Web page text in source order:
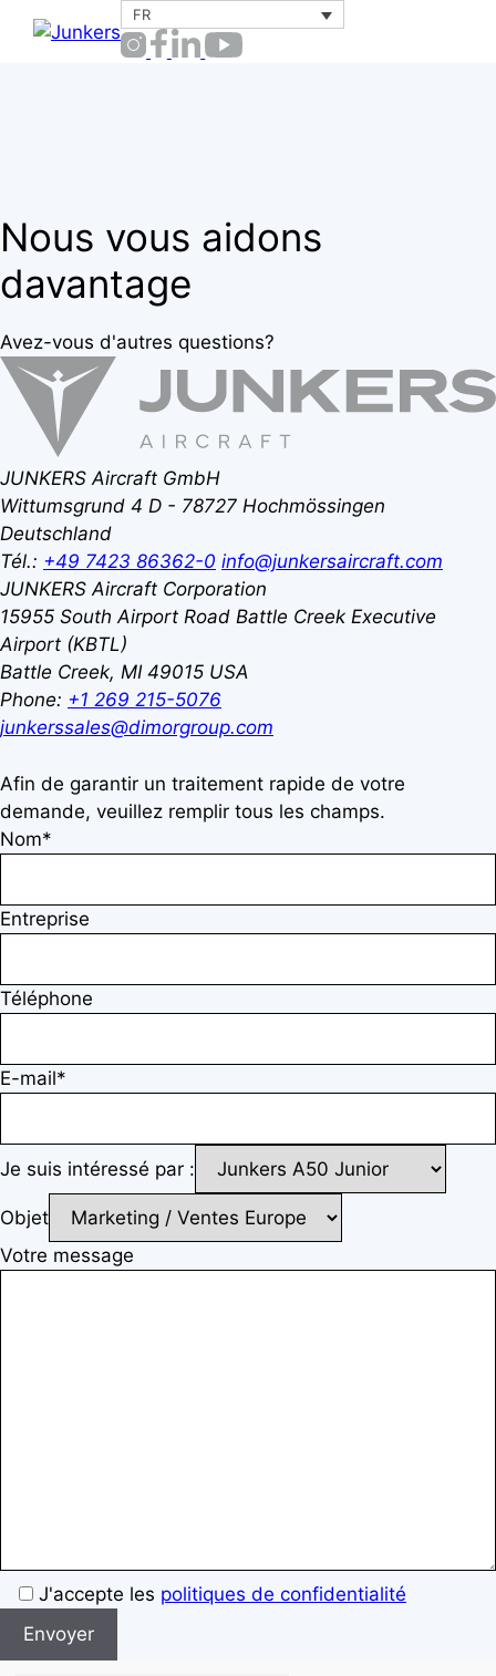
FR
Nous vous aidons
davantage
Avez-vous d'autres questions?
JUNKERS Aircraft GmbH
Wittumsgrund 4 D - 78727 Hochmössingen
Deutschland
Tél.: +49 7423 86362-0 info@junkersaircraft.com
JUNKERS Aircraft Corporation
15955 South Airport Road Battle Creek Executive
Airport (KBTL)
Battle Creek, MI 49015 USA
Phone: +1 269 215-5076
junkerssales@dimorgroup.com
Afin de garantir un traitement rapide de votre
demande, veuillez remplir tous les champs.
Nom*
Entreprise
Téléphone
E-mail*
Je suis intéressé par :
Objet
Votre message
Bitte
Sie
J'accepte les politiques de confidentialité